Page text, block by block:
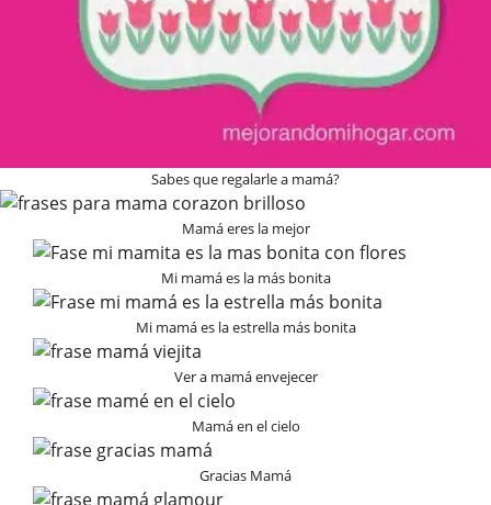
Sabes que regalarle a mamá?
Mamá eres la mejor
Mi mamá es la más bonita
Mi mamá es la estrella más bonita
Ver a mamá envejecer
Mamá en el cielo
Gracias Mamá